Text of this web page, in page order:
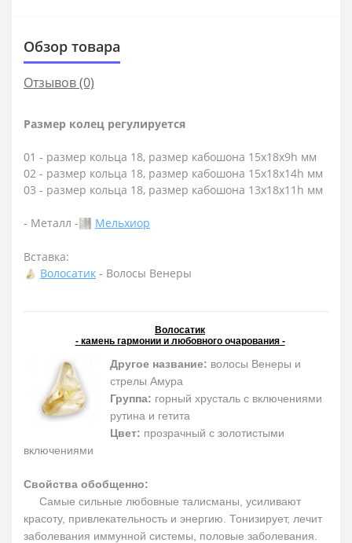
Обзор товара
Отзывов (0)
Размер колец регулируется
01 - размер кольца 18, размер кабошона 15х18х9h мм
02 - размер кольца 18, размер кабошона 15х18х14h мм
03 - размер кольца 18, размер кабошона 13х18х11h мм
- Металл - Мельхиор
Вставка:
Волосатик - Волосы Венеры
Волосатик
- камень гармонии и любовного очарования -
Другое название: волосы Венеры и
стрелы Амура
Группа: горный хрусталь с включениями
рутина и гетита
Цвет: прозрачный с золотистыми
включениями
Свойства обобщенно:
Самые сильные любовные талисманы, усиливают
красоту, привлекательность и энергию. Тонизирует, лечит
заболевания иммунной системы, половые заболевания.